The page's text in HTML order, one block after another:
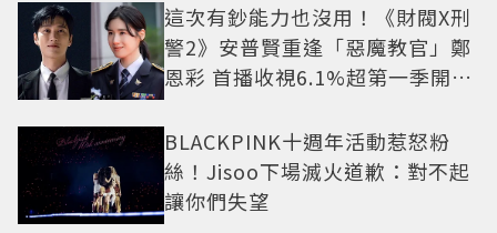
這次有鈔能力也沒用！《財閥X刑
警2》安普賢重逢「惡魔教官」鄭
恩彩 首播收視6.1%超第一季開紅
BLACKPINK十週年活動惹怒粉
絲！Jisoo下場滅火道歉：對不起
讓你們失望